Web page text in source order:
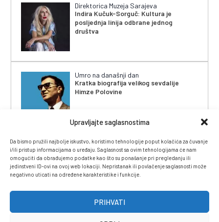
Upravljajte saglasnostima
Da bismo pružili najbolje iskustvo, koristimo tehnologije poput kolačića za čuvanje
i/ili pristup informacijama o uređaju. Saglasnost sa ovim tehnologijama će nam
omogućiti da obrađujemo podatke kao što su ponašanje pri pregledanju ili
jedinstveni ID-ovi na ovoj web lokaciji. Nepristanak ili povlačenje saglasnosti može
negativno uticati na određene karakteristike i funkcije.
PRIHVATI
Direktorica Muzeja Sarajeva
Indira Kučuk-Sorguč: Kultura je
posljednja linija odbrane jednog
društva
Umro na današnji dan
Kratka biografija velikog sevdalije
Himze Polovine